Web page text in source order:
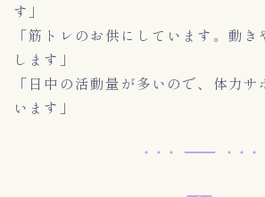
す」
「筋トレのお供にしています。動
します」
「日中の活動量が多いので、体力
います」